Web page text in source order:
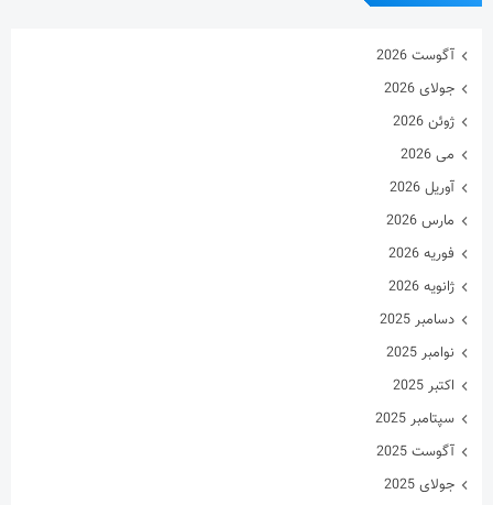
آگوست 2026
جولای 2026
ژوئن 2026
می 2026
آوریل 2026
مارس 2026
فوریه 2026
ژانویه 2026
دسامبر 2025
نوامبر 2025
اکتبر 2025
سپتامبر 2025
آگوست 2025
جولای 2025